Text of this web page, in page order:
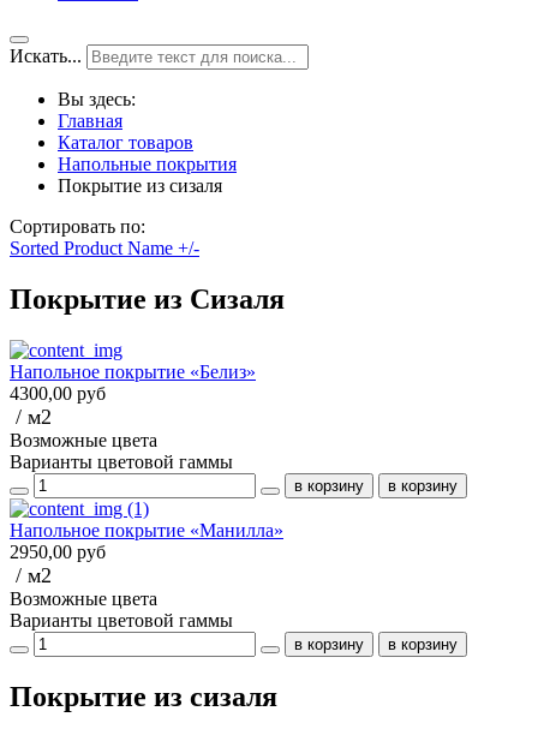
Искать...
Вы здесь:
Главная
Каталог товаров
Напольные покрытия
Покрытие из сизаля
Сортировать по:
Sorted Product Name +/-
Покрытие из Сизаля
Напольное покрытие «Белиз»
4300,00 руб
/ м2
Возможные цвета
Варианты цветовой гаммы
Напольное покрытие «Манилла»
2950,00 руб
/ м2
Возможные цвета
Варианты цветовой гаммы
Покрытие из сизаля